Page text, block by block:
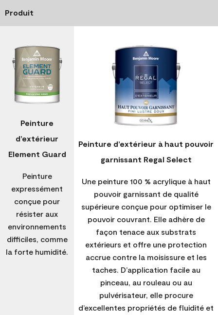
Produit
Peinture
d’extérieur
Element Guard
Peinture
expressément
conçue pour
résister aux
environnements
difficiles, comme
la forte humidité.
Peinture d’extérieur à haut pouvoir
garnissant Regal Select
Une peinture 100 % acrylique à haut
pouvoir garnissant de qualité
supérieure conçue pour optimiser le
pouvoir couvrant. Elle adhère de
façon tenace aux substrats
extérieurs et offre une protection
accrue contre la moisissure et les
taches. D’application facile au
pinceau, au rouleau ou au
pulvérisateur, elle procure
d’excellentes propriétés de fluidité et